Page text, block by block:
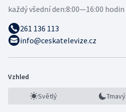
každý všední den:8:00—16:00 hodin
261 136 113
info@ceskatelevize.cz
Vzhled
Světlý Tmavý